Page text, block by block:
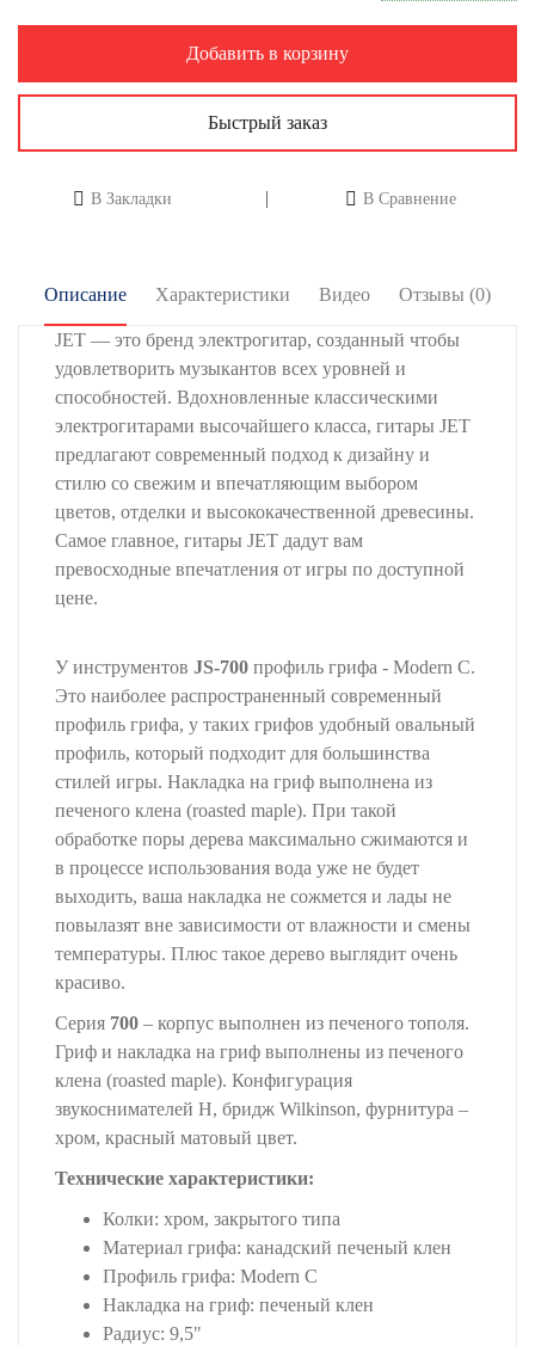
Добавить в корзину
Быстрый заказ
В Закладки В Сравнение
Описание Характеристики Видео Отзывы (0)
JET — это бренд электрогитар, созданный чтобы
удовлетворить музыкантов всех уровней и
способностей. Вдохновленные классическими
электрогитарами высочайшего класса, гитары JET
предлагают современный подход к дизайну и
стилю со свежим и впечатляющим выбором
цветов, отделки и высококачественной древесины.
Самое главное, гитары JET дадут вам
превосходные впечатления от игры по доступной
цене.
У инструментов JS-700 профиль грифа - Modern C.
Это наиболее распространенный современный
профиль грифа, у таких грифов удобный овальный
профиль, который подходит для большинства
стилей игры. Накладка на гриф выполнена из
печеного клена (roasted maple). При такой
обработке поры дерева максимально сжимаются и
в процессе использования вода уже не будет
выходить, ваша накладка не сожмется и лады не
повылазят вне зависимости от влажности и смены
температуры. Плюс такое дерево выглядит очень
красиво.
Серия 700 – корпус выполнен из печеного тополя.
Гриф и накладка на гриф выполнены из печеного
клена (roasted maple). Конфигурация
звукоснимателей H, бридж Wilkinson, фурнитура –
хром, красный матовый цвет.
Технические характеристики:
Колки: хром, закрытого типа
Материал грифа: канадский печеный клен
Профиль грифа: Modern C
Накладка на гриф: печеный клен
Радиус: 9,5"